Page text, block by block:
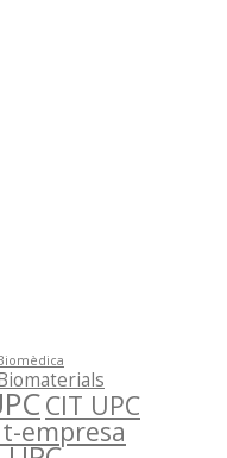
CIT UPC
empresa